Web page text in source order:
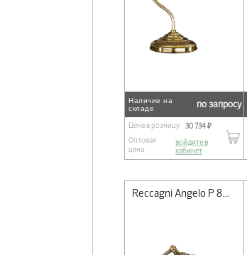
Наличие на
складе
по запросу
Цена в розницу:
30 734 ₽
Оптовая
цена:
войдите в
кабинет
Reccagni Angelo P 8601 P